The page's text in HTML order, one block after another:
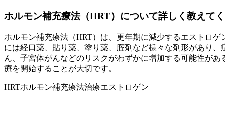
ホルモン補充療法（HRT）について詳しく教えてく
ホルモン補充療法（HRT）は、更年期に減少するエストロ
には経口薬、貼り薬、塗り薬、腟剤など様々な剤形があり
ん、子宮体がんなどのリスクがわずかに増加する可能性が
療を開始することが大切です。
HRTホルモン補充療法治療エストロゲン